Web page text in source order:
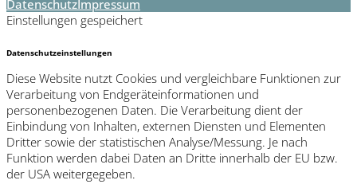
Datenschutz Impressum
Einstellungen gespeichert
Datenschutzeinstellungen
Diese Website nutzt Cookies und vergleichbare Funktionen zur
Verarbeitung von Endgeräteinformationen und
personenbezogenen Daten. Die Verarbeitung dient der
Einbindung von Inhalten, externen Diensten und Elementen
Dritter sowie der statistischen Analyse/Messung. Je nach
Funktion werden dabei Daten an Dritte innerhalb der EU bzw.
der USA weitergegeben.